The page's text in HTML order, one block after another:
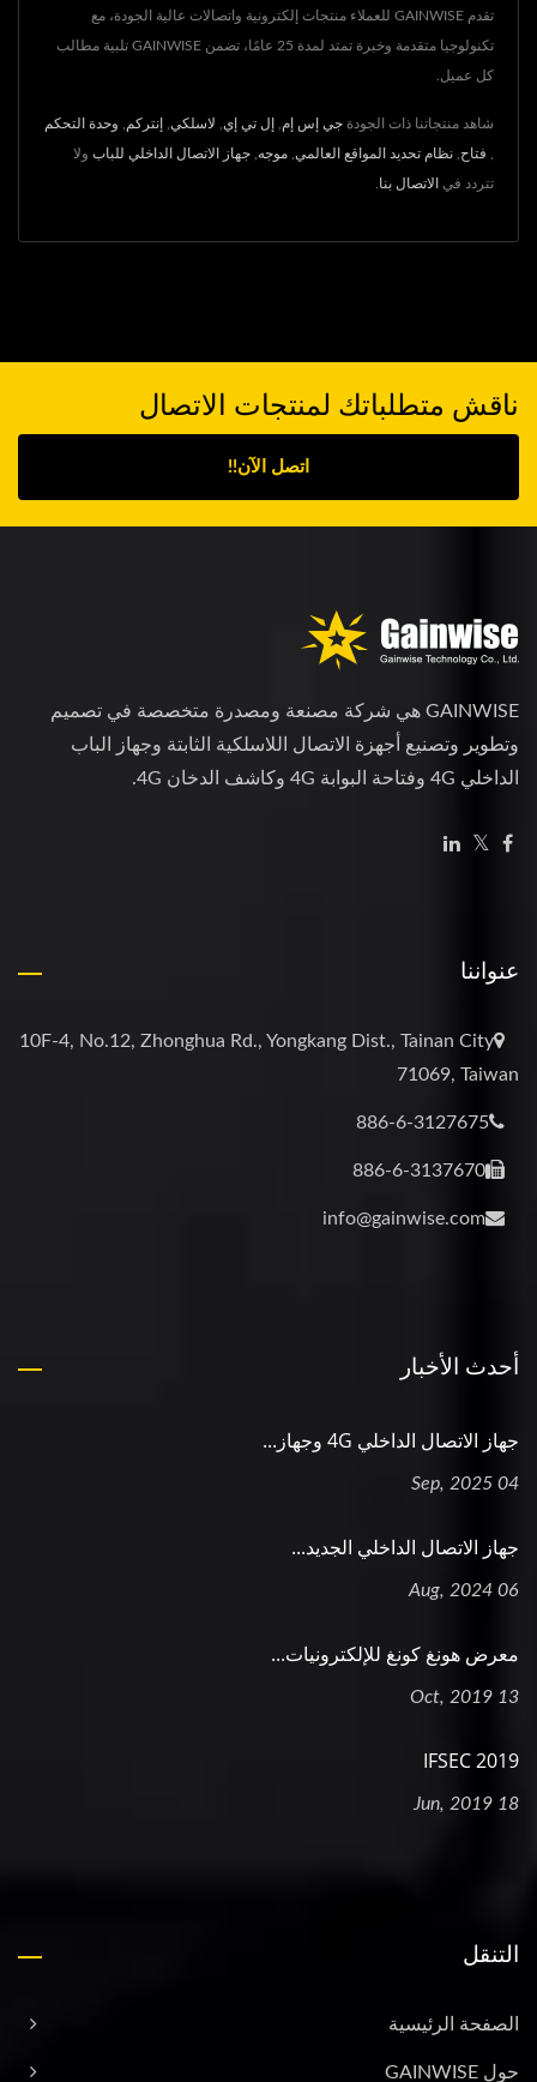
تقدم GAINWISE للعملاء منتجات إلكترونية واتصالات عالية الجودة، مع
تكنولوجيا متقدمة وخبرة تمتد لمدة 25 عامًا، تضمن GAINWISE تلبية مطالب
كل عميل.
شاهد منتجاتنا ذات الجودة جي إس إم إل تي إي لاسلكي إنتركم وحدة التحكم
فتاح نظام تحديد المواقع العالمي موجه جهاز الاتصال الداخلي للباب ولا
تتردد في الاتصال بنا
ناقش متطلباتك لمنتجات الاتصال
اتصل الآن!!
GAINWISE هي شركة مصنعة ومصدرة متخصصة في تصميم
وتطوير وتصنيع أجهزة الاتصال اللاسلكية الثابتة وجهاز الباب
الداخلي 4G وفتاحة البوابة 4G وكاشف الدخان 4G.
عنواننا
10F-4, No.12, Zhonghua Rd., Yongkang Dist., Tainan City
71069, Taiwan
886-6-3127675
886-6-3137670
info@gainwise.com
أحدث الأخبار
جهاز الاتصال الداخلي 4G وجهاز...
04 Sep, 2025
جهاز الاتصال الداخلي الجديد...
06 Aug, 2024
معرض هونغ كونغ للإلكترونيات...
13 Oct, 2019
2019 IFSEC
18 Jun, 2019
التنقل
الصفحة الرئيسية
حول GAINWISE